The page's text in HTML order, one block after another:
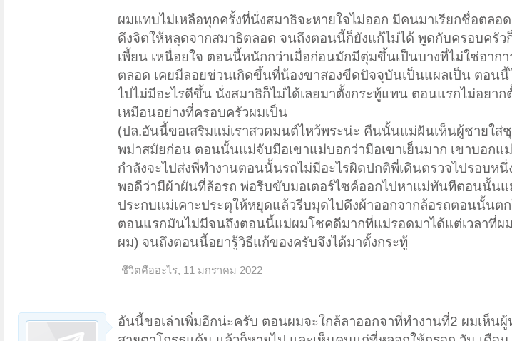
ผมแทบไม่เหลือทุกครั้งที่นั่งสมาธิจะหายใจไม่ออก มีคนมาเรียกชื่อตลอ
ดึงจิตให้หลุดจากสมาธิตลอด จนถึงตอนนี้ก็ยังแก้ไม่ได้ พูดกับครอบครัว
เพี้ยน เหนื่อยใจ ตอนนี้หนักกว่าเมื่อก่อนมักมีตุ่มขึ้นเป็นบางที่ไม่ใช่อา
ตลอด เคยมีลอยข่วนเกิดขึ้นที่น้องขาสองขีดปัจจุบันเป็นแผลเป็น ตอนนี้
ไปไม่มีอะไรดีขึ้น นั่งสมาธิก็ไม่ได้เลยมาตั้งกระทู้แทน ตอนแรกไม่อยาก
เหมือนอย่างที่ครอบครัวผมเป็น
(ปล.อันนี้ขอเสริมแม่เราสวดมนต์ไหว้พระน่ะ คืนนั้นแม่ฝันเห็นผู้ชายใ
พม่าสมัยก่อน ตอนนั้นแม่จับมือเขาแม่บอกว่ามือเขาเย็นมาก เขาบอกแ
กำลังจะไปส่งพี่ทำงานตอนนั้นรถไม่มีอะไรผิดปกติพี่เดินตรวจไปรอบห
พอดีว่ามีผ้าผันที่ล้อรถ พ่อรีบขับมอเตอร์ไซค์ออกไปหาแม่ทันทีตอนนั้น
ประกบแม่เคาะประตุให้หยุดแล้วรีบมุดไปดึงผ้าออกจากล้อรถตอนนั้น
ตอนแรกมันไม่มีจนถึงตอนนี้แม่ผมโชคดีมากที่แม่รอดมาได้แต่เวลาที่ผม
ผม) จนถึงตอนนี้อยารู้วิธีแก้ของครับจึงได้มาตั้งกระทู้
ชีวิตคืออะไร, 11 มกราคม 2022
อันนี้ขอเล่าเพิ่มอีกน่ะครับ ตอนผมจะใกล้ลาออกจาที่ทำงานที่2 ผมเห็น